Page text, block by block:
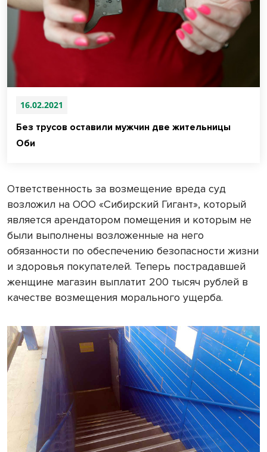
16.02.2021
Без трусов оставили мужчин две жительницы
Оби
Ответственность за возмещение вреда суд
возложил на ООО «Сибирский Гигант», который
является арендатором помещения и которым не
были выполнены возложенные на него
обязанности по обеспечению безопасности жизни
и здоровья покупателей. Теперь пострадавшей
женщине магазин выплатит 200 тысяч рублей в
качестве возмещения морального ущерба.